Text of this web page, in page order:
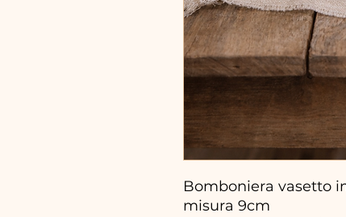
Bomboniera vasetto
misura 9cm